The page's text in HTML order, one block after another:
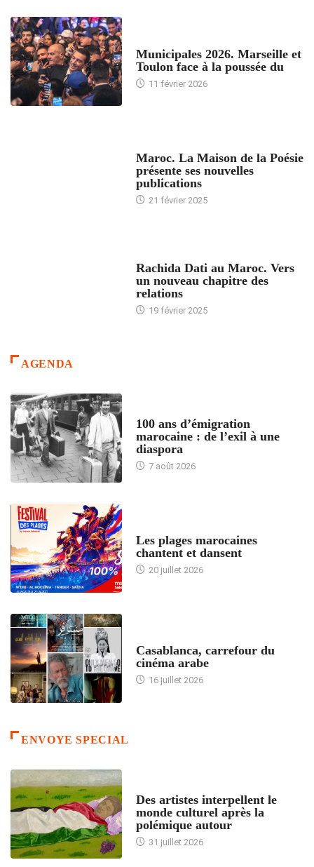
Municipales 2026. Marseille et
Toulon face à la poussée du
11 février 2026
Maroc. La Maison de la Poésie
présente ses nouvelles
publications
21 février 2025
Rachida Dati au Maroc. Vers
un nouveau chapitre des
relations
19 février 2025
AGENDA
100 ans d’émigration
marocaine : de l’exil à une
diaspora
7 août 2026
Les plages marocaines
chantent et dansent
20 juillet 2026
Casablanca, carrefour du
cinéma arabe
16 juillet 2026
ENVOYE SPECIAL
Des artistes interpellent le
monde culturel après la
polémique autour
31 juillet 2026